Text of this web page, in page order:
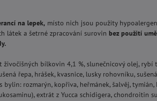
na lepek, místo nich jsou použity
látek a šetrné zpracování surovin bez použití
bílkovin 4,1 %, slunečnicový olej, rybí
řepa, hrášek, kvasnice, lusky rohovníku,
rozmarýn, kopřiva, heřmánek, šalvěj, tymián,
extrát z Yucca schidigera, chondroitin